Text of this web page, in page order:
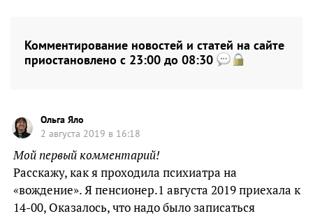
Комментирование новостей и статей на сайте
приостановлено с 23:00 до 08:30
Ольга Яло
2 августа 2019 в 16:18
Мой первый комментарий!
Расскажу, как я проходила психиатра на
«вождение». Я пенсионер.1 августа 2019 приехала к
14-00, Оказалось, что надо было записаться